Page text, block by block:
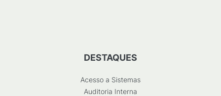
DESTAQUES
Acesso a Sistemas
Auditoria Interna